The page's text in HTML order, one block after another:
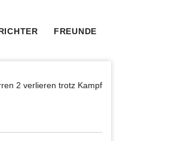
FREUNDE
2 verlieren trotz Kampf